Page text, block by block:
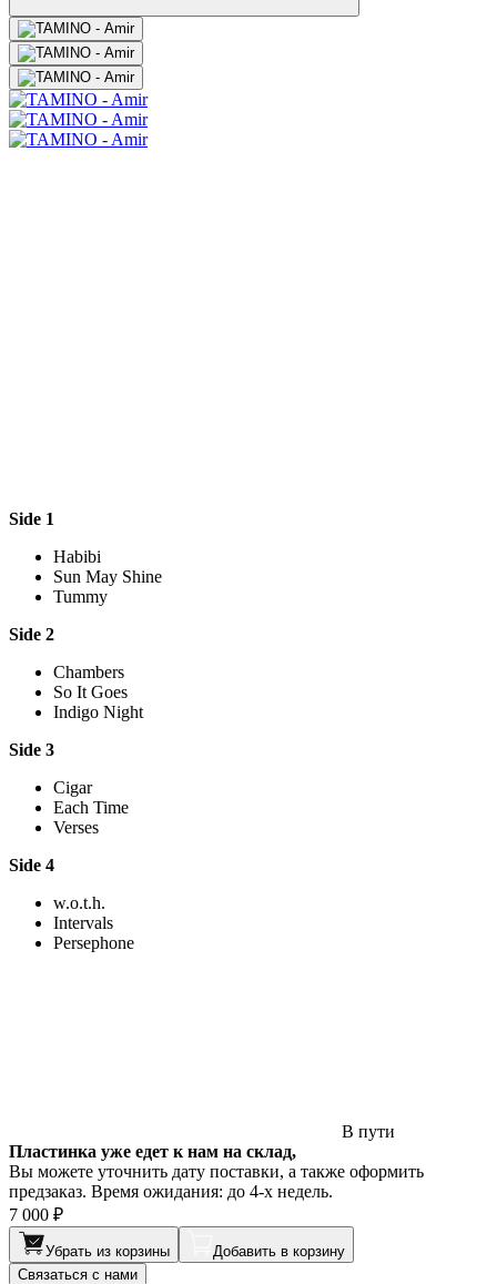
Side 1
Habibi
Sun May Shine
Tummy
Side 2
Chambers
So It Goes
Indigo Night
Side 3
Cigar
Each Time
Verses
Side 4
w.o.t.h.
Intervals
Persephone
В пути
Пластинка уже едет к нам на склад,
Вы можете уточнить дату поставки, а также оформить
предзаказ. Время ожидания: до 4-х недель.
7 000 ₽
Убрать из корзины
Добавить в корзину
Связаться с нами